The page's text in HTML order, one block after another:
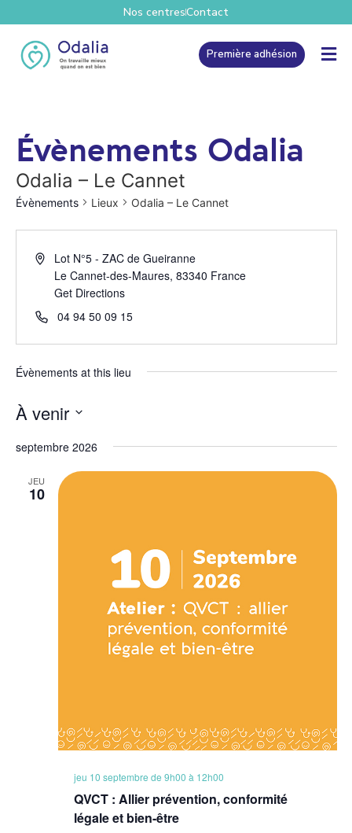
Nos centresContact
Première adhésion
Évènements Odalia
Odalia – Le Cannet
Évènements Lieux Odalia – Le Cannet
Lot N°5 - ZAC de Gueiranne
Le Cannet-des-Maures, 83340 France
Get Directions
04 94 50 09 15
Évènements at this lieu
À venir
septembre 2026
JEU
10
jeu 10 septembre de 9h00 à 12h00
QVCT : Allier prévention, conformité
légale et bien-être